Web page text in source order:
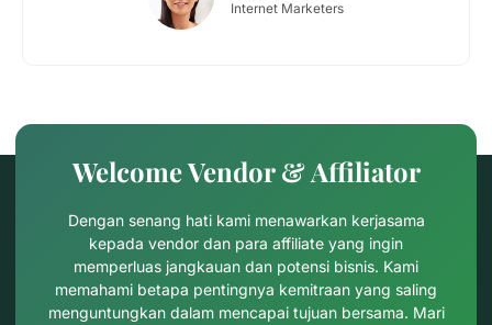
Internet Marketers
Welcome Vendor & Affiliator
Dengan senang hati kami menawarkan kerjasama
kepada vendor dan para affiliate yang ingin
memperluas jangkauan dan potensi bisnis. Kami
memahami betapa pentingnya kemitraan yang saling
menguntungkan dalam mencapai tujuan bersama. Mari